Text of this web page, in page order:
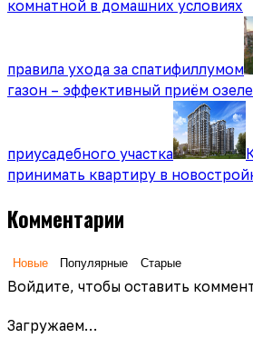
комнатной в домашних условиях
правила ухода за спатифиллумом
газон – эффективный приём
приусадебного участка
принимать квартиру в
Комментарии
Новые Популярные Старые
Войдите, чтобы оставить
Загружаем…